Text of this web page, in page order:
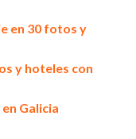
en 30 fotos y
y hoteles con
Galicia